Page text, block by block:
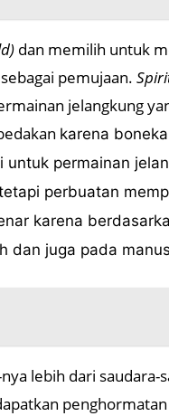
dan memilih untuk
pemujaan.
jelangkung
karena
permainan
perbuatan
karena
dan juga pada
lebih dari saudara-